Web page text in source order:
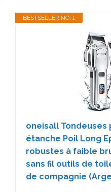
BESTSELLER NO. 1
oneisall Tondeuses
étanche Poil Long
robustes à faible
sans fil outils de
de compagnie